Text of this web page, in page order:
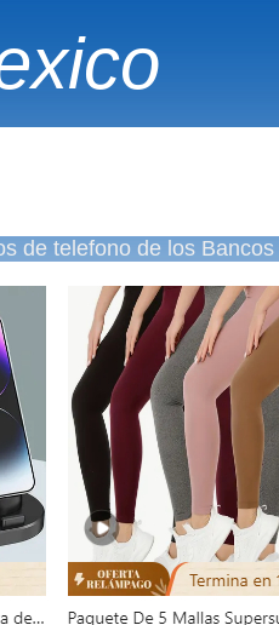
de telefono de los Bancos|